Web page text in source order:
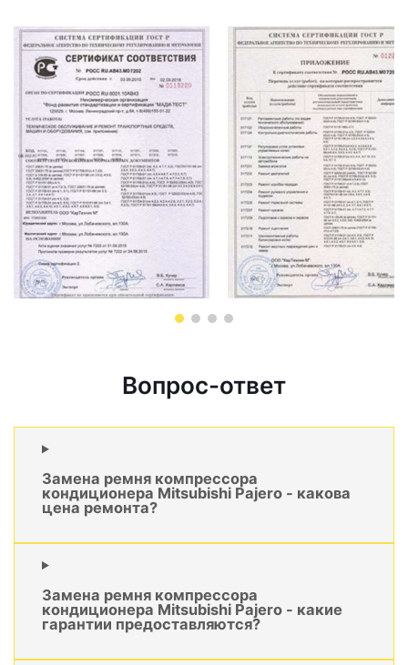
Вопрос-ответ
Замена ремня компрессора
кондиционера Mitsubishi Pajero - какова
цена ремонта?
Замена ремня компрессора
кондиционера Mitsubishi Pajero - какие
гарантии предоставляются?